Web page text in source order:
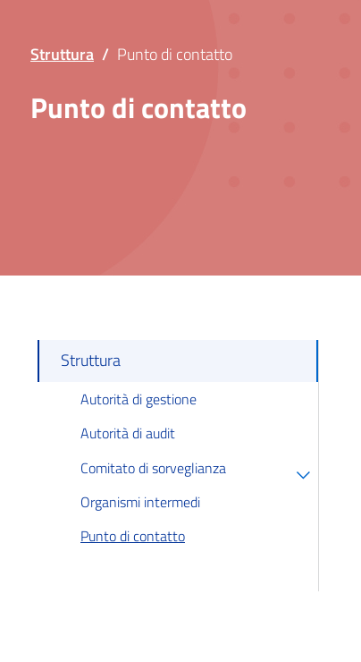
Struttura / Punto di contatto
Punto di contatto
Struttura
Autorità di gestione
Autorità di audit
Comitato di sorveglianza
Organismi intermedi
Punto di contatto